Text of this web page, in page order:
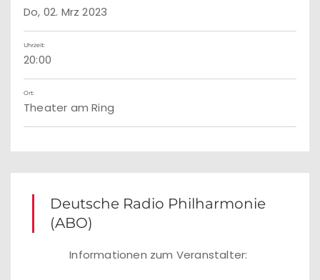
Do, 02. Mrz 2023
Uhrzeit:
20:00
Ort:
Theater am Ring
Deutsche Radio Philharmonie
(ABO)
Informationen zum Veranstalter: